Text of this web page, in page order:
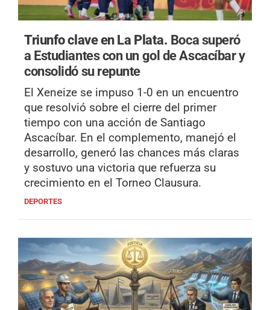
Triunfo clave en La Plata. Boca superó
a Estudiantes con un gol de Ascacíbar y
consolidó su repunte
El Xeneize se impuso 1-0 en un encuentro
que resolvió sobre el cierre del primer
tiempo con una acción de Santiago
Ascacíbar. En el complemento, manejó el
desarrollo, generó las chances más claras
y sostuvo una victoria que refuerza su
crecimiento en el Torneo Clausura.
DEPORTES